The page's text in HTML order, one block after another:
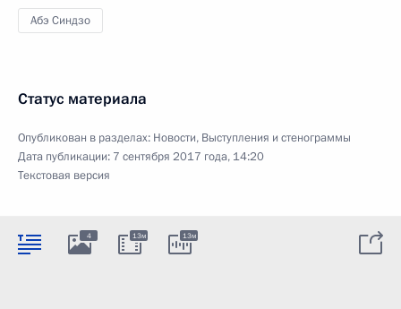
Абэ Синдзо
Статус материала
Опубликован в разделах: Новости, Выступления и стенограммы
Дата публикации: 7 сентября 2017 года, 14:20
Текстовая версия
4 13м 13м